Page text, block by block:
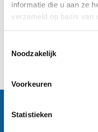
informatie die u aan ze
verzameld op basis van
Noodzakelijk
Voorkeuren
Statistieken
€4,50
Sneleenposter.nl